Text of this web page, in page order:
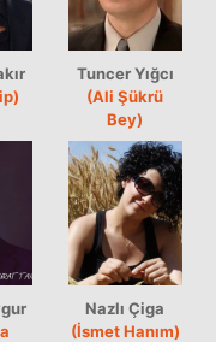
Tuncer Yığcı
(Ali Şükrü
Bey)
Nazlı Çiga
(İsmet Hanım)